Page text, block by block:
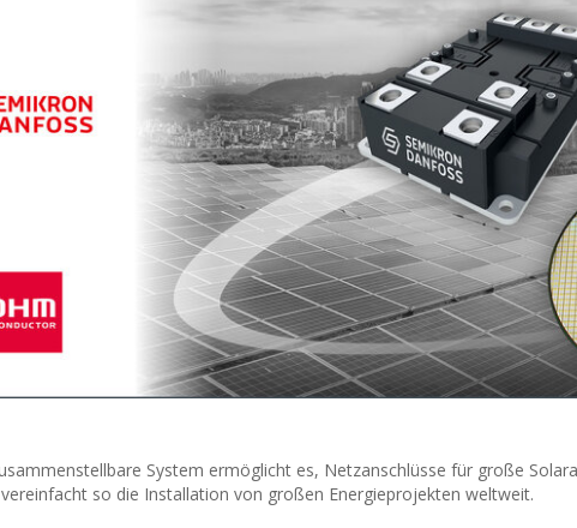
System ermöglicht es, Netzanschlüsse für große
so die Installation von großen Energieprojekten weltweit.